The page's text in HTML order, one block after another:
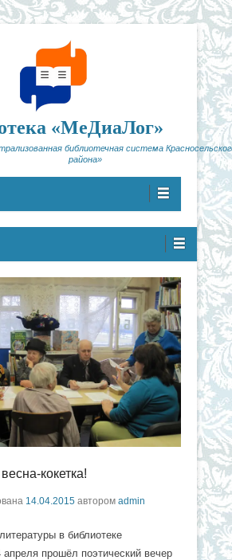
«МеДиаЛог»
библиотечная система
района»
кокетка!
14.04.2015 автором admin
в библиотеке
прошёл поэтический вечер